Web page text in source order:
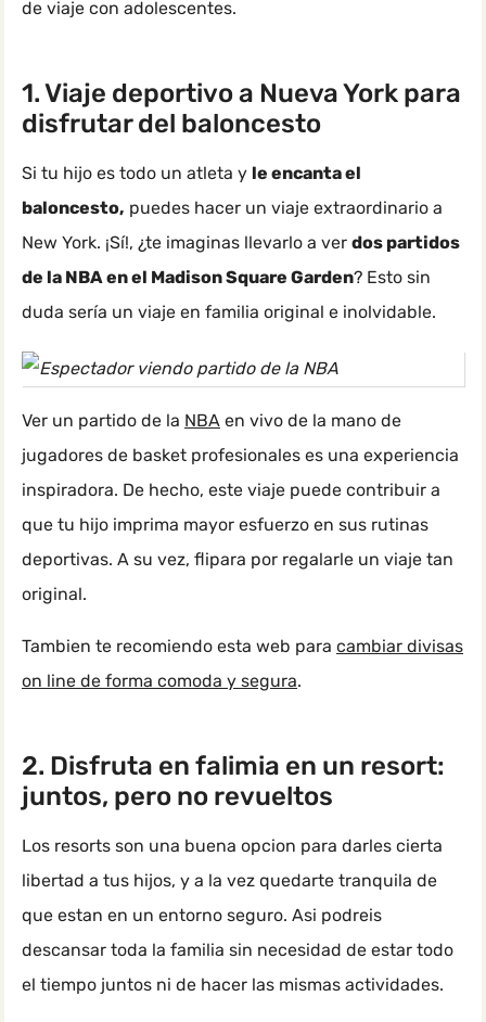
de viaje con adolescentes.
1. Viaje deportivo a Nueva York para
disfrutar del baloncesto
Si tu hijo es todo un atleta y le encanta el
baloncesto, puedes hacer un viaje extraordinario a
New York. ¡Sí!, ¿te imaginas llevarlo a ver dos partidos
de la NBA en el Madison Square Garden? Esto sin
duda sería un viaje en familia original e inolvidable.
Ver un partido de la NBA en vivo de la mano de
jugadores de basket profesionales es una experiencia
inspiradora. De hecho, este viaje puede contribuir a
que tu hijo imprima mayor esfuerzo en sus rutinas
deportivas. A su vez, flipara por regalarle un viaje tan
original.
Tambien te recomiendo esta web para cambiar divisas
on line de forma comoda y segura.
2. Disfruta en falimia en un resort:
juntos, pero no revueltos
Los resorts son una buena opcion para darles cierta
libertad a tus hijos, y a la vez quedarte tranquila de
que estan en un entorno seguro. Asi podreis
descansar toda la familia sin necesidad de estar todo
el tiempo juntos ni de hacer las mismas actividades.